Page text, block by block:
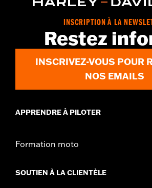
Dimension Description: HAUTEUR DE
INSCRIPTION À LA
Restez
INSCRIVEZ-VOUS POUR
NOS EMAILS
APPRENDRE À PILOTER
Formation moto
SOUTIEN À LA CLIENTÈLE